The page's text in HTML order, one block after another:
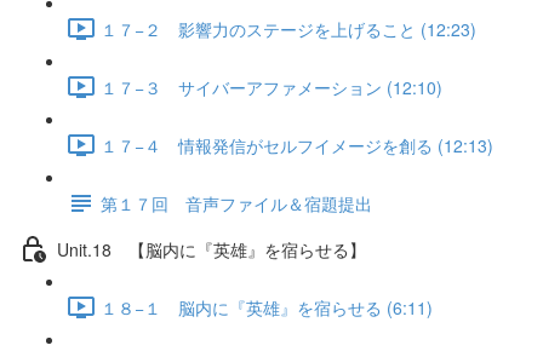
１７−２ 影響力のステージを上げること (12:23)
１７−３ サイバーアファメーション (12:10)
１７−４ 情報発信がセルフイメージを創る (12:13)
第１７回 音声ファイル＆宿題提出
Unit.18 【脳内に『英雄』を宿らせる】
１８−１ 脳内に『英雄』を宿らせる (6:11)